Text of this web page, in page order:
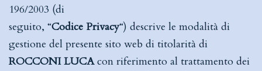
196/2003 (di
seguito, “Codice Privacy“) descrive le modalità di
gestione del presente sito web di titolarità di
ROCCONI LUCAcon riferimento al trattamento dei